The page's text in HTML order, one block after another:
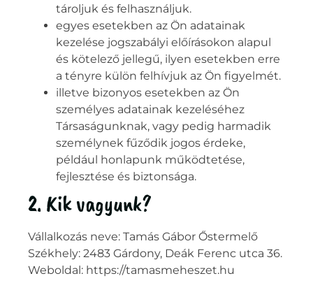
tároljuk és felhasználjuk.
egyes esetekben az Ön adatainak
kezelése jogszabályi előírásokon alapul
és kötelező jellegű, ilyen esetekben erre
a tényre külön felhívjuk az Ön figyelmét.
illetve bizonyos esetekben az Ön
személyes adatainak kezeléséhez
Társaságunknak, vagy pedig harmadik
személynek fűződik jogos érdeke,
például honlapunk működtetése,
fejlesztése és biztonsága.
2. Kik vagyunk?
Vállalkozás neve: Tamás Gábor Őstermelő
Székhely: 2483 Gárdony, Deák Ferenc utca 36.
Weboldal: https://tamasmeheszet.hu